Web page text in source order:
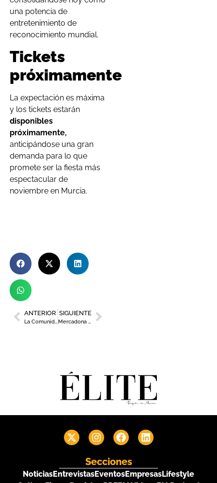
una potencia de
entretenimiento de
reconocimiento mundial.
Tickets
próximamente
La expectación es máxima
y los tickets estarán
disponibles
próximamente,
anticipándose una gran
demanda para lo que
promete ser la fiesta más
espectacular de
noviembre en Murcia.
ANTERIOR
La Comunidad expone su potencial como destino cicloturista en la feria Pedal Spain
SIGUIENTE
Mercadona se suma a la oferta del nuevo Centro Comercial Los Olivos de Cieza con la apertura de un supermercado
Secciones
NoticiasEntrevistasEventosEmpresasLifestyle